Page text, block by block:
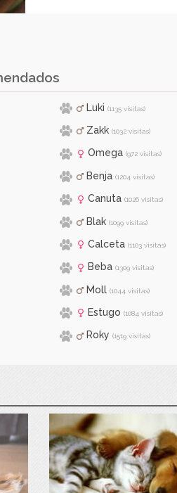
Luki (1135 visitas)
Zakk (1032 visitas)
Omega (972 visitas)
Benja (1204 visitas)
Canuta (1026 visitas)
Blak (1099 visitas)
Calceta (1103 visitas)
Beba (1309 visitas)
Moll (1044 visitas)
Estugo (1084 visitas)
Roky (1519 visitas)